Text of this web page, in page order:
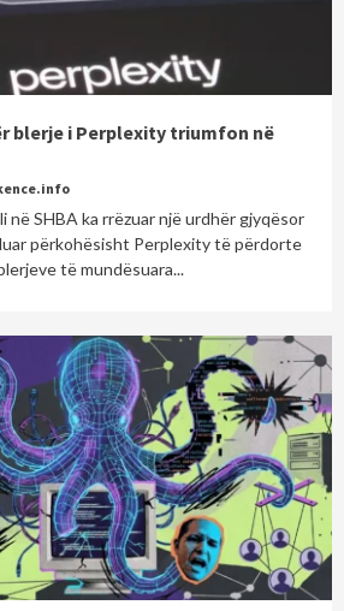
blerje i Perplexity triumfon në
në SHBA ka rrëzuar një urdhër gjyqësor
përkohësisht Perplexity të përdorte
të mundësuara...